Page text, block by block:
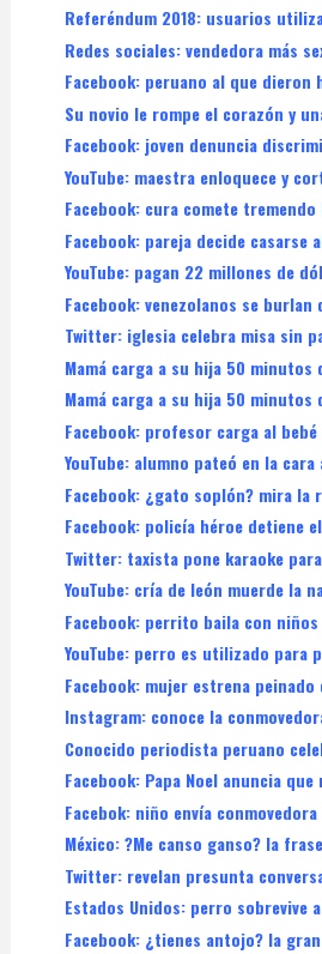
Referéndum 2018: usuarios
Redes sociales: vendedora más
Facebook: peruano al que dieron
Su novio le rompe el corazón y
Facebook: joven denuncia
YouTube: maestra enloquece y
Facebook: cura comete
Facebook: pareja decide casarse
YouTube: pagan 22 millones de
Facebook: venezolanos se
Twitter: iglesia celebra misa sin
Mamá carga a su hija 50 minutos
Mamá carga a su hija 50 minutos
Facebook: profesor carga al
YouTube: alumno pateó en la
Facebook: ¿gato soplón? mira la
Facebook: policía héroe detiene
Twitter: taxista pone karaoke
YouTube: cría de león muerde la
Facebook: perrito baila con
YouTube: perro es utilizado para
Facebook: mujer estrena peinado
Instagram: conoce la
Conocido periodista peruano
Facebook: Papa Noel anuncia
Facebok: niño envía
México: ?Me canso ganso? la
Twitter: revelan presunta
Estados Unidos: perro sobrevive
Facebook: ¿tienes antojo? la